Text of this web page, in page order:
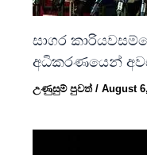
සාගර
අධිකරණයෙන්
උණුසුම් පුවත්/August